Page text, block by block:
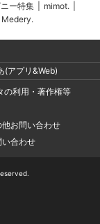
ー特集 mimot.
Medery.
(アプリ&Web)
の利用・著作権等
お問い合わせ
合わせ